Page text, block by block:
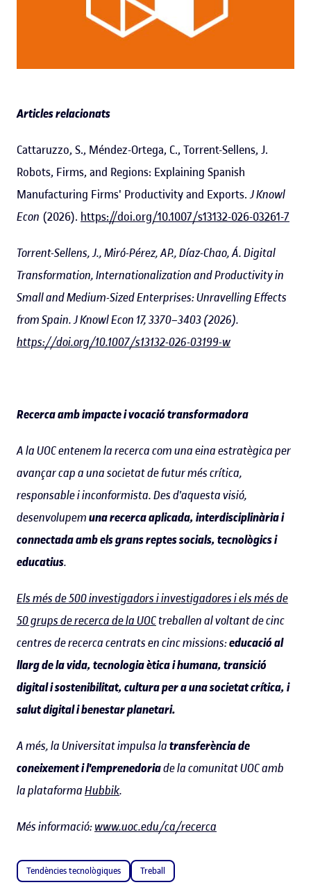
Articles relacionats
Cattaruzzo, S., Méndez-Ortega, C., Torrent-Sellens, J.
Robots, Firms, and Regions: Explaining Spanish
Manufacturing Firms' Productivity and Exports.J Knowl
Econ (2026). https://doi.org/10.1007/s13132-026-03261-7
Torrent-Sellens, J., Miró-Pérez, AP., Díaz-Chao, Á. Digital
Transformation, Internationalization and Productivity in
Small and Medium-Sized Enterprises: Unravelling Effects
from Spain. J Knowl Econ 17, 3370–3403 (2026).
https://doi.org/10.1007/s13132-026-03199-w
Recerca amb impacte i vocació transformadora
A la UOC entenem la recerca com una eina estratègica per
avançar cap a una societat de futur més crítica,
responsable i inconformista. Des d'aquesta visió,
desenvolupemuna recerca aplicada, interdisciplinària i
connectada amb els grans reptes socials, tecnològics i
educatius.
Els més de 500 investigadors i investigadores i els més de
50 grups de recerca de la UOCtreballen al voltant de cinc
centres de recerca centrats en cinc missions:educació al
llarg de la vida, tecnologia ètica i humana, transició
digital i sostenibilitat, cultura per a una societat crítica, i
salut digital i benestar planetari.
A més, la Universitat impulsa latransferència de
coneixement i l'emprenedoriade la comunitat UOC amb
la plataformaHubbik.
Més informació:www.uoc.edu/ca/recerca
Tendències tecnològiques Treball